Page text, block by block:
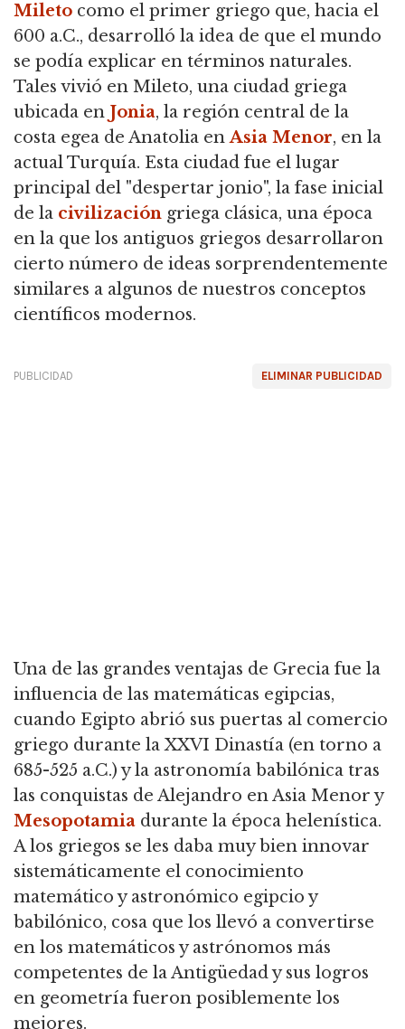
Mileto como el primer griego que, hacia el
600 a.C., desarrolló la idea de que el mundo
se podía explicar en términos naturales.
Tales vivió en Mileto, una ciudad griega
ubicada en Jonia, la región central de la
costa egea de Anatolia enAsia Menor, en la
actual Turquía. Esta ciudad fue el lugar
principal del "despertar jonio", la fase inicial
de la civilización griega clásica, una época
en la que los antiguos griegos desarrollaron
cierto número de ideas sorprendentemente
similares a algunos de nuestros conceptos
científicos modernos.
ELIMINAR PUBLICIDAD
PUBLICIDAD
Una de las grandes ventajas de Grecia fue la
influencia de las matemáticas egipcias,
cuando Egipto abrió sus puertas al comercio
griego durante la XXVI Dinastía (en torno a
685-525 a.C.) y la astronomía babilónica tras
las conquistas de Alejandro en Asia Menor y
Mesopotamia durante la época helenística.
A los griegos se les daba muy bien innovar
sistemáticamente el conocimiento
matemático y astronómico egipcio y
babilónico, cosa que los llevó a convertirse
en los matemáticos y astrónomos más
competentes de la Antigüedad y sus logros
en geometría fueron posiblemente los
mejores.